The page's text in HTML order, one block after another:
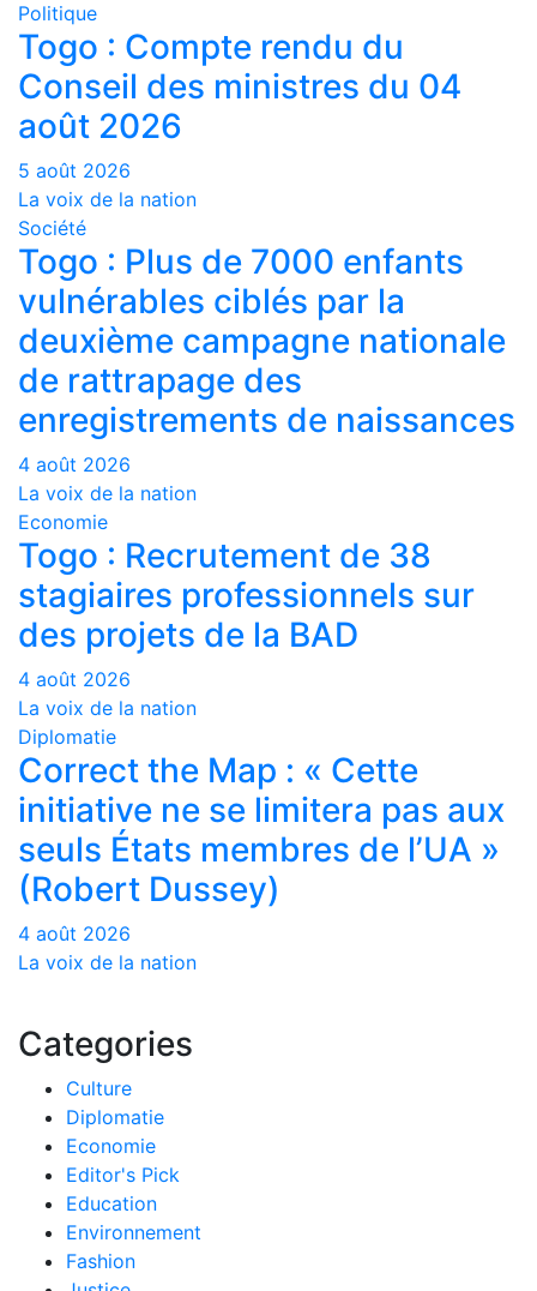
Politique
Togo : Compte rendu du
Conseil des ministres du 04
août 2026
5 août 2026
La voix de la nation
Société
Togo : Plus de 7000 enfants
vulnérables ciblés par la
deuxième campagne nationale
de rattrapage des
enregistrements de naissances
4 août 2026
La voix de la nation
Economie
Togo : Recrutement de 38
stagiaires professionnels sur
des projets de la BAD
4 août 2026
La voix de la nation
Diplomatie
Correct the Map : « Cette
initiative ne se limitera pas aux
seuls États membres de l’UA »
(Robert Dussey)
4 août 2026
La voix de la nation
Categories
Culture
Diplomatie
Economie
Editor's Pick
Education
Environnement
Fashion